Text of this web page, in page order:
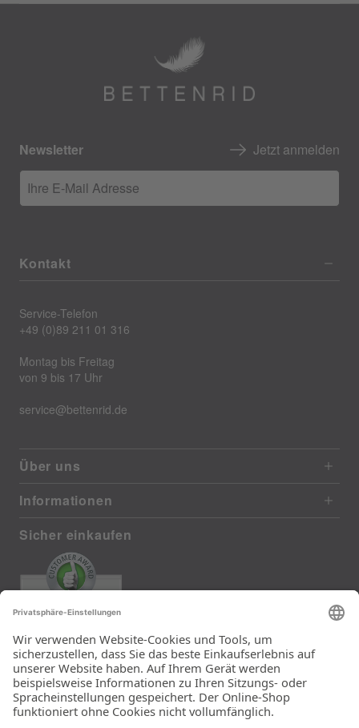
Newsletter Jetzt anmelden
Ihre E-Mail Adresse
Kontakt
Service-Telefon
+49 (0)89 211 01 316
Montag bis Freitag
von 9 bis 17 Uhr
service@bettenrid.de
Über uns
Informationen
Sicher einkaufen
385 reviews from real customers
(last 12 months)
Total: 11283
Die Auswahl und die
Einfachheit der
Bestellung.